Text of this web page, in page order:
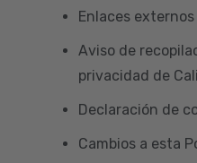
Enlaces externos
Aviso de
privacidad de
Declaración de
Cambios a esta